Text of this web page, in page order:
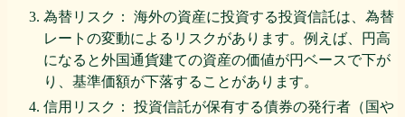
為替リスク： 海外の資産に投資する投資信託は、為替
レートの変動によるリスクがあります。例えば、円高
になると外国通貨建ての資産の価値が円ベースで下が
り、基準価額が下落することがあります。
信用リスク： 投資信託が保有する債券の発行者（国や